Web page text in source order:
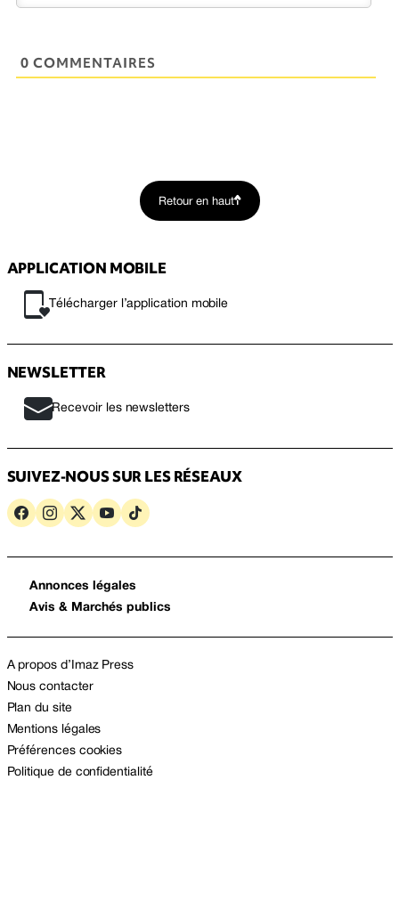
0 COMMENTAIRES
Retour en haut
APPLICATION MOBILE
Télécharger l’application mobile
NEWSLETTER
Recevoir les newsletters
SUIVEZ-NOUS SUR LES RÉSEAUX
Annonces légales
Avis & Marchés publics
A propos d’Imaz Press
Nous contacter
Plan du site
Mentions légales
Préférences cookies
Politique de confidentialité